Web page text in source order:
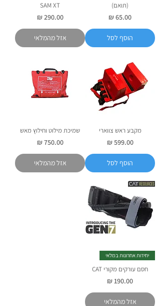
(תואם)
מחיר
הוסף לסל
SAM XT
מחיר‏290.00 ‏₪
אזל מהמלאי
מקבע ראש צווארי
מחיר‏599.00 ‏₪
הוסף לסל
שמיכת מילוט וחילוץ מאש
מחיר‏750.00 ‏₪
אזל מהמלאי
יחידות אחרונות במלאי
חסם עורקים מקורי CAT
מחיר
אזל מהמלאי